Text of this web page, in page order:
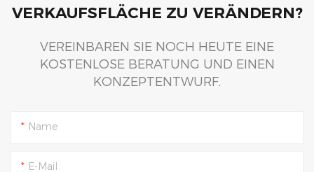
VERKAUFSFLÄCHE ZU VERÄNDERN?
VEREINBAREN SIE NOCH HEUTE EINE
KOSTENLOSE BERATUNG UND EINEN
KONZEPTENTWURF.
Name
E-Mail